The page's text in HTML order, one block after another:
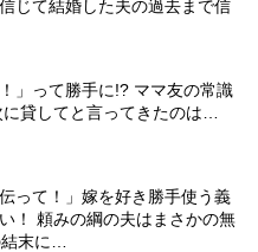
じて結婚した夫の過去まで信
」って勝手に!? ママ友の常識
貸してと言ってきたのは…
って！」嫁を好き勝手使う義
！ 頼みの綱の夫はまさかの無
末に…